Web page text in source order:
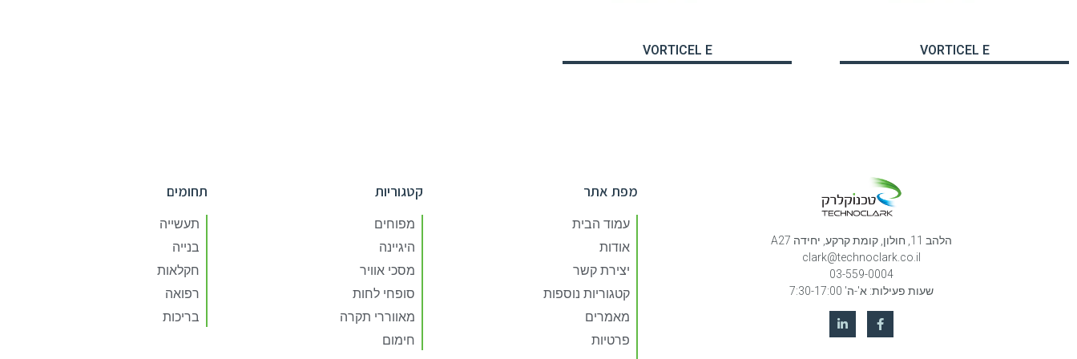
VORTICEL E
VORTICEL E
הלהב 11, חולון, קומת קרקע, יחידה A27
clark@technoclark.co.il
03-559-0004
שעות פעילות: א'-ה' 7:30-17:00
מפת אתר
עמוד הבית
אודות
יצירת קשר
קטגוריות נוספות
מאמרים
פרטיות
קטגוריות
מפוחים
היגיינה
מסכי אוויר
סופחי לחות
מאווררי תקרה
חימום
תחומים
תעשייה
בנייה
חקלאות
רפואה
בריכות